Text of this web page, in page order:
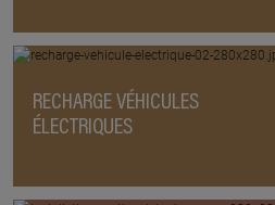
RECHARGE VÉHICULES
ÉLECTRIQUES